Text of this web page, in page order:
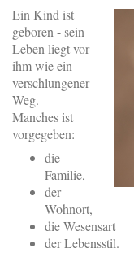
Ein Kind ist
geboren - sein
Leben liegt vor
ihm wie ein
verschlungener
Weg.
Manches ist
vorgegeben:
die
Familie,
der
Wohnort,
die Wesensart
der Lebensstil.